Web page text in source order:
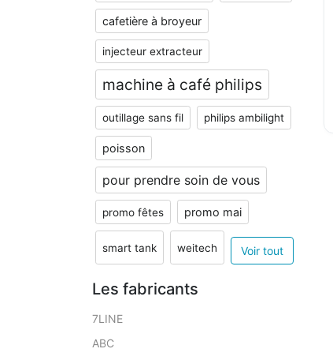
cafetière à broyeur
injecteur extracteur
machine à café philips
outillage sans fil philips ambilight
poisson
pour prendre soin de vous
promo fêtes promo mai
smart tank weitech Voir tout
Les fabricants
7LINE
ABC